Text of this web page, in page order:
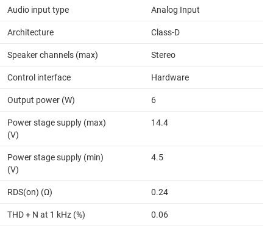
Audio input type Analog Input
Architecture Class-D
Speaker channels (max) Stereo
Control interface Hardware
Output power (W) 6
Power stage supply (max)
(V)
14.4
Power stage supply (min)
(V)
4.5
RDS(on) (Ω) 0.24
THD + N at 1 kHz (%) 0.06